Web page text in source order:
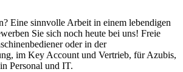
Eine sinnvolle Arbeit in einem lebendigen
Sie sich noch heute bei uns! Freie
oder in der
im Key Account und Vertrieb, für Azubis,
Personal und IT.